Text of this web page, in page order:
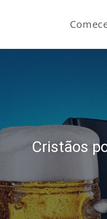
Cristãos